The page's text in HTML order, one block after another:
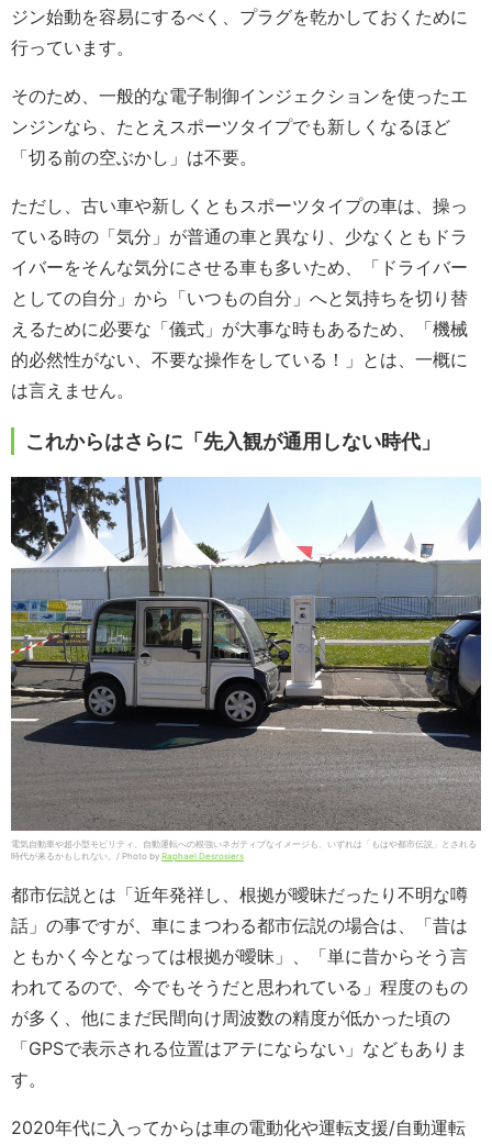
ジン始動を容易にするべく、プラグを乾かしておくために
行っています。
そのため、一般的な電子制御インジェクションを使ったエ
ンジンなら、たとえスポーツタイプでも新しくなるほど
「切る前の空ぶかし」は不要。
ただし、古い車や新しくともスポーツタイプの車は、操っ
ている時の「気分」が普通の車と異なり、少なくともドラ
イバーをそんな気分にさせる車も多いため、「ドライバー
としての自分」から「いつもの自分」へと気持ちを切り替
えるために必要な「儀式」が大事な時もあるため、「機械
的必然性がない、不要な操作をしている！」とは、一概に
は言えません。
これからはさらに「先入観が通用しない時代」
電気自動車や超小型モビリティ、自動運転への根強いネガティブなイメージも、いずれは「もはや都市伝説」とされる
時代が来るかもしれない。/ Photo by Raphael Desrosiers
都市伝説とは「近年発祥し、根拠が曖昧だったり不明な噂
話」の事ですが、車にまつわる都市伝説の場合は、「昔は
ともかく今となっては根拠が曖昧」、「単に昔からそう言
われてるので、今でもそうだと思われている」程度のもの
が多く、他にまだ民間向け周波数の精度が低かった頃の
「GPSで表示される位置はアテにならない」などもありま
す。
2020年代に入ってからは車の電動化や運転支援/自動運転